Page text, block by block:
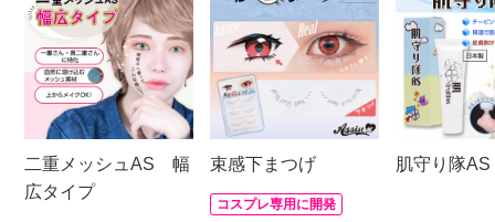
二重メッシュAS 幅
広タイプ
束感下まつげ
コスプレ専用に開発
肌守り隊AS